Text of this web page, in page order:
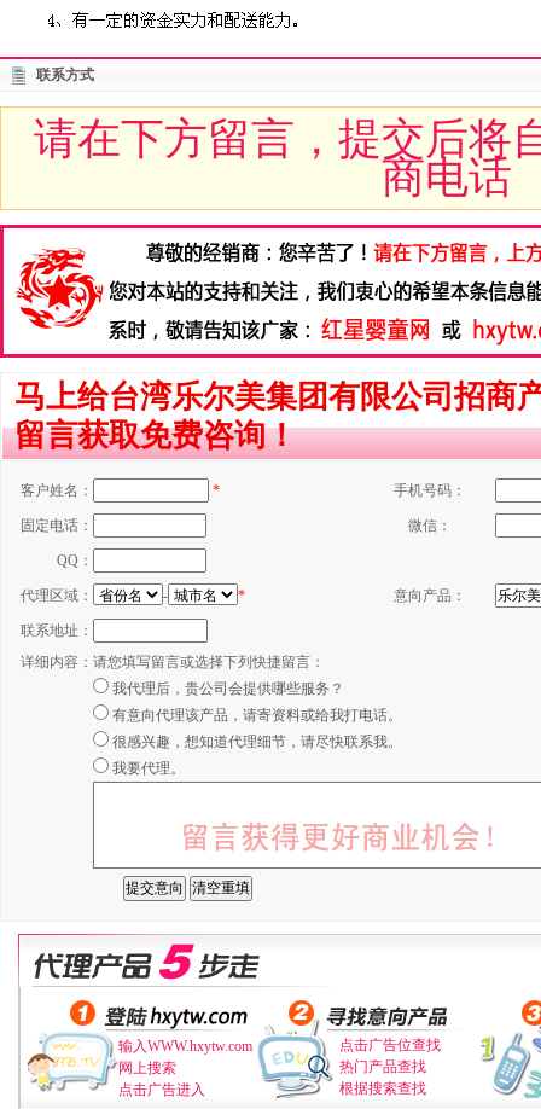
联系方式
请在下方留言，提交后将
商电话
马上给台湾乐尔美集团有限公司招商
留言获取免费咨询！
客户姓名： * 手机号码：
固定电话： 微信：
QQ：
代理区域： - * 意向产品：
联系地址：
详细内容： 请您填写留言或选择下列快捷留言：
我代理后，贵公司会提供哪些服务？
有意向代理该产品，请寄资料或给我打电话。
很感兴趣，想知道代理细节，请尽快联系我。
我要代理。
输入WWW.hxytw.com
网上搜索
点击广告进入
点击广告位查找
热门产品查找
根据搜索查找